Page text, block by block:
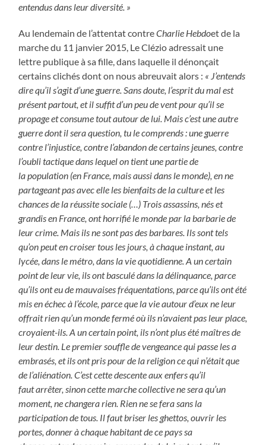
entendus dans leur diversité. »
Au lendemain de l’attentat contreCharlie Hebdoet de la
marche du 11 janvier 2015, Le Clézio adressait une
lettre publique à sa fille, dans laquelle il dénonçait
certains clichés dont on nous abreuvait alors : « J’entends
dire qu’il s’agit d’une guerre. Sans doute, l’esprit du mal est
présent partout, et il suffit d’un peu de vent pour qu’il se
propage et consume tout autour de lui. Mais c’est une autre
guerre dont il sera question, tu le comprends : une guerre
contre l’injustice, contre l’abandon de certains jeunes, contre
l’oubli tactique dans lequel on tient une partie de
la population (en France, mais aussi dans le monde), en ne
partageant pas avec elle les bienfaits de la culture et les
chances de la réussite sociale (…) Trois assassins, nés et
grandis en France, ont horrifié le monde par la barbarie de
leur crime. Mais ils ne sont pas des barbares. Ils sont tels
qu’on peut en croiser tous les jours, à chaque instant, au
lycée, dans le métro, dans la vie quotidienne. A un certain
point de leur vie, ils ont basculé dans la délinquance, parce
qu’ils ont eu de mauvaises fréquentations, parce qu’ils ont été
mis en échec à l’école, parce que la vie autour d’eux ne leur
offrait rien qu’un monde fermé où ils n’avaient pas leur place,
croyaient-ils. A un certain point, ils n’ont plus été maîtres de
leur destin. Le premier souffle de vengeance qui passe les a
embrasés, et ils ont pris pour de la religion ce qui n’était que
de l’aliénation. C’est cette descente aux enfers qu’il
faut arrêter, sinon cette marche collective ne sera qu’un
moment, ne changera rien. Rien ne se fera sans la
participation de tous. Il faut briser les ghettos, ouvrir les
portes, donner à chaque habitant de ce pays sa